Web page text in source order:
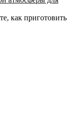
как приготовить